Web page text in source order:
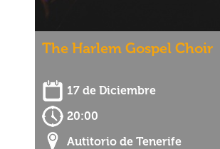
The Harlem Gospel Choir
17 de Diciembre
20:00
Autitorio de Tenerife